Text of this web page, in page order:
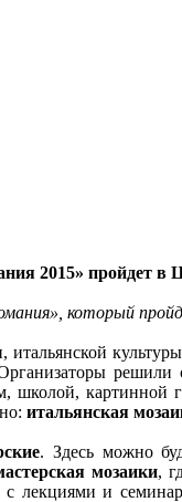
2015» пройдет в
который
школой,
итальянская
. Здесь можно
мозаики,
с лекциями и